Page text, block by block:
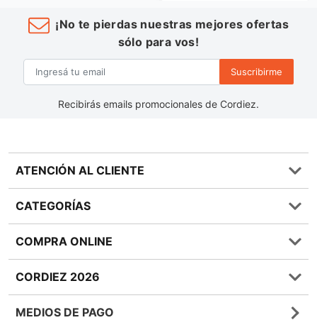
¡No te pierdas nuestras mejores ofertas
sólo para vos!
Suscribirme
Recibirás emails promocionales de Cordiez.
ATENCIÓN AL CLIENTE
Preguntas frecuentes
0810 555 1970
Términos y condiciones
Política de Devoluciones
Bases y Condiciones de Sorteos
CATEGORÍAS
Bebidas
Lácteos
COMPRA ONLINE
Métodos de entrega
CORDIEZ 2026
MEDIOS DE PAGO